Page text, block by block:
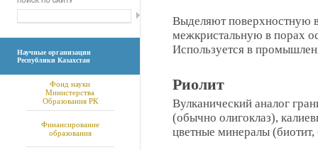
Научные организации
Республики Казахстан
Фонд науки
Министерства
Образования РК
Финансирование
образования
Выделяют поверхностную
межкристальную в порах
Используется в
Риолит
Вулканический аналог
(обычно олигоклаз),
цветные минералы